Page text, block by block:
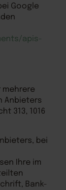
Google
/apis-
mehrere
Anbieters
313, 1016
bei
Ihre im
Bank-